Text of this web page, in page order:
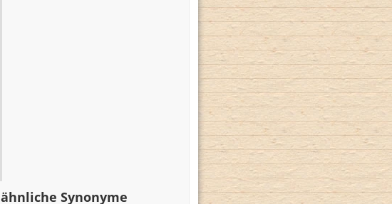
ähnliche Synonyme